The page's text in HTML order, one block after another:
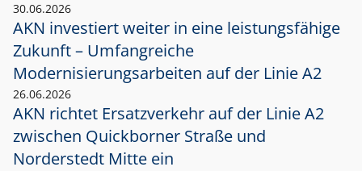
30.06.2026
AKN investiert weiter in eine leistungsfähige
Zukunft – Umfangreiche
Modernisierungsarbeiten auf der Linie A2
26.06.2026
AKN richtet Ersatzverkehr auf der Linie A2
zwischen Quickborner Straße und
Norderstedt Mitte ein